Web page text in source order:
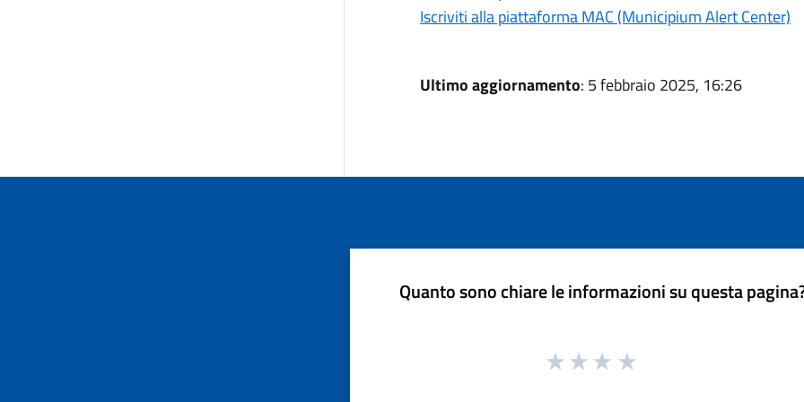
Iscriviti alla piattaforma MAC (Municipium Alert Center)
Ultimo aggiornamento: 5 febbraio 2025, 16:26
Quanto sono chiare le informazioni su questa